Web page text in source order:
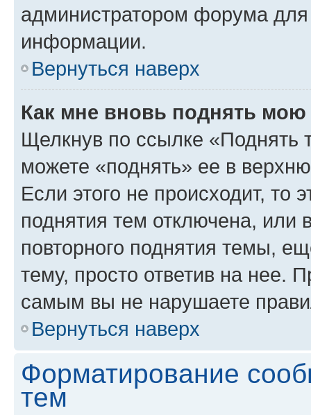
администратором форума
информации.
Вернуться наверх
Как мне вновь поднять мою
Щелкнув по ссылке «Поднять
можете «поднять» ее в
Если этого не происходит, то
поднятия тем отключена, или
повторного поднятия темы,
тему, просто ответив на нее.
самым вы не нарушаете
Вернуться наверх
Форматирование
тем